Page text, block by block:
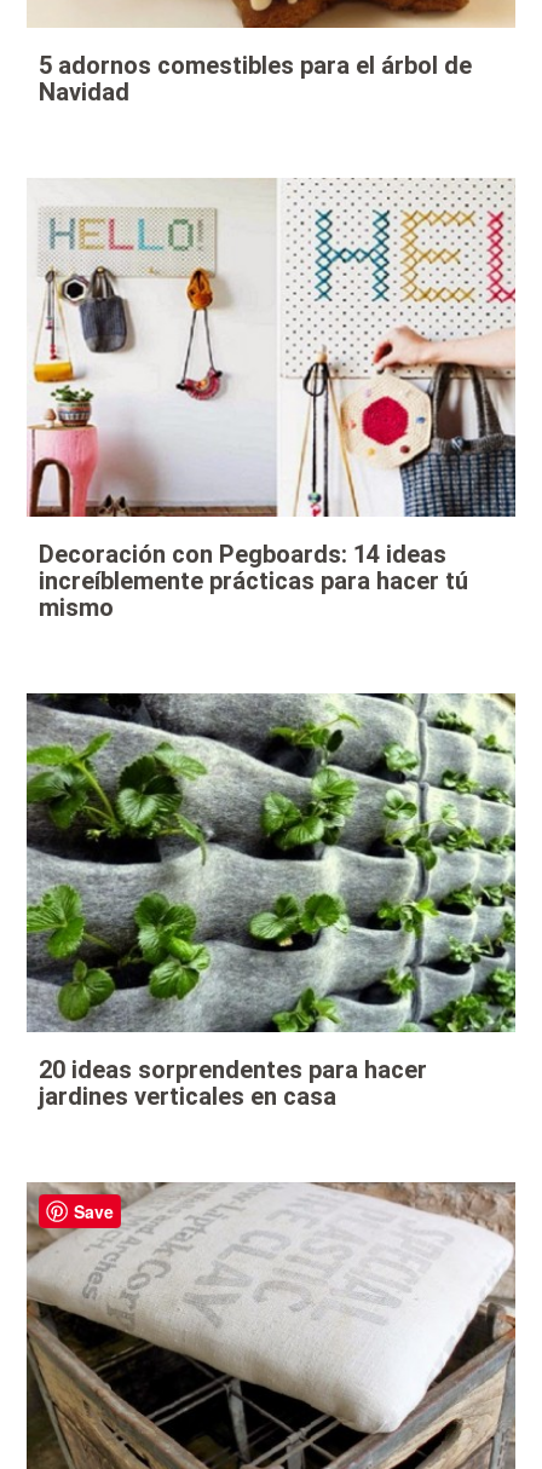
5 adornos comestibles para el árbol de
Navidad
Decoración con Pegboards: 14 ideas
increíblemente prácticas para hacer tú
mismo
20 ideas sorprendentes para hacer
jardines verticales en casa
Save